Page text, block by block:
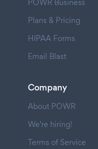
POWR Business
Plans & Pricing
HIPAA Forms
Email Blast
Company
About POWR
We're hiring!
Terms of Service